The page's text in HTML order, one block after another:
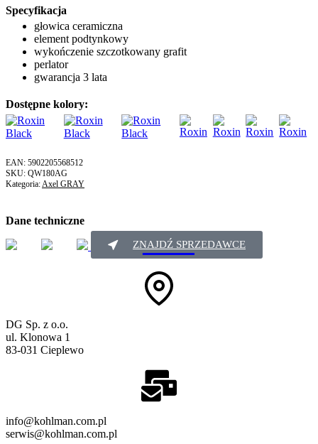
Specyfikacja
głowica ceramiczna
element podtynkowy
wykończenie szczotkowany grafit
perlator
gwarancja 3 lata
Dostępne kolory:
EAN: 5902205568512
QW180AG
Kategoria:Axel GRAY
Dane techniczne
ZNAJDŹ SPRZEDAWCE
DG Sp. z o.o.
ul. Klonowa 1
83-031 Cieplewo
info@kohlman.com.pl
serwis@kohlman.com.pl